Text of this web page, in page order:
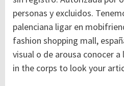
personas y excluidos.
palenciana ligar en
fashion shopping mall,
visual o de arousa conocer
in the corps to look your